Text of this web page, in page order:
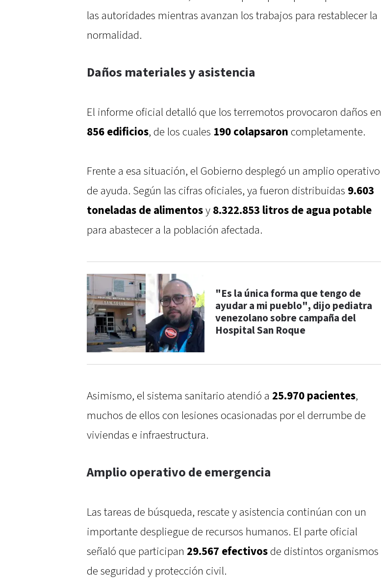
las autoridades mientras avanzan los trabajos para restablecer la
normalidad.
Daños materiales y asistencia
El informe oficial detalló que los terremotos provocaron daños en
856 edificios, de los cuales 190 colapsaron completamente.
Frente a esa situación, el Gobierno desplegó un amplio operativo
de ayuda. Según las cifras oficiales, ya fueron distribuidas 9.603
toneladas de alimentosy 8.322.853 litros de agua potable
para abastecer a la población afectada.
"Es la única forma que tengo de
ayudar a mi pueblo", dijo pediatra
venezolano sobre campaña del
Hospital San Roque
Asimismo, el sistema sanitario atendió a 25.970 pacientes,
muchos de ellos con lesiones ocasionadas por el derrumbe de
viviendas e infraestructura.
Amplio operativo de emergencia
Las tareas de búsqueda, rescate y asistencia continúan con un
importante despliegue de recursos humanos. El parte oficial
señaló que participan 29.567 efectivosde distintos organismos
de seguridad y protección civil.